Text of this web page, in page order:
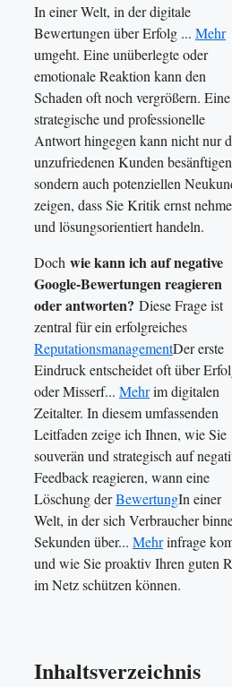
In einer Welt, in der digitale
Bewertungen über Erfolg ... Mehr
umgeht. Eine unüberlegte oder
emotionale Reaktion kann den
Schaden oft noch vergrößern. Eine
strategische und professionelle
Antwort hingegen kann nicht nur
unzufriedenen Kunden
sondern auch potenziellen
zeigen, dass Sie Kritik ernst
und lösungsorientiert handeln.
Doch wie kann ich auf negative
Google-Bewertungen reagieren
oder antworten? Diese Frage ist
zentral für ein erfolgreiches
ReputationsmanagementDer erste
Eindruck entscheidet oft über
oder Misserf... Mehrim digitalen
Zeitalter. In diesem umfassenden
Leitfaden zeige ich Ihnen, wie Sie
souverän und strategisch auf
Feedback reagieren, wann eine
Löschung derBewertungIn einer
Welt, in der sich Verbraucher
Sekunden über... Mehrinfrage
und wie Sie proaktiv Ihren guten
im Netz schützen können.
Inhaltsverzeichnis